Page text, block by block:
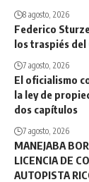
8 agosto, 2026
Federico
los traspiés del
7 agosto, 2026
El oficialismo
la ley de
dos capítulos
7 agosto, 2026
MANEJABA
LICENCIA DE
AUTOPISTA